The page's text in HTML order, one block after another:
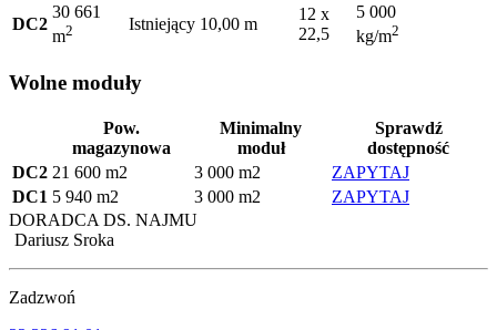
DC2
30 661
m2 Istniejący 10,00 m
12 x
22,5
5 000
kg/m2
Wolne moduły
Pow.
magazynowa
Minimalny
moduł
Sprawdź
dostępność
DC2 21 600 m2 3 000 m2
ZAPYTAJ
DC1 5 940 m2 3 000 m2
ZAPYTAJ
DORADCA DS. NAJMU
Dariusz Sroka
Zadzwoń